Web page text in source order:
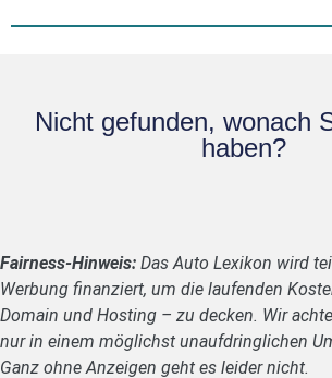
Nicht gefunden, wonach
haben?
Fairness-Hinweis: Das Auto Lexikon wird
Werbung finanziert, um die laufenden
Domain und Hosting – zu decken. Wir
nur in einem möglichst unaufdringlichen
Ganz ohne Anzeigen geht es leider nicht.